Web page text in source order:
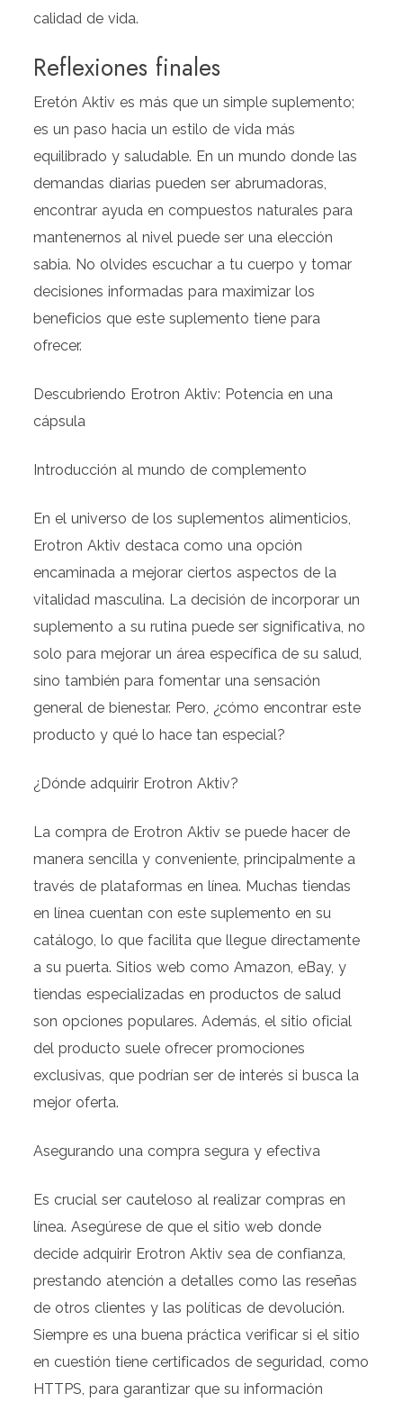
calidad de vida.
Reflexiones finales
Eretón Aktiv es más que un simple suplemento;
es un paso hacia un estilo de vida más
equilibrado y saludable. En un mundo donde las
demandas diarias pueden ser abrumadoras,
encontrar ayuda en compuestos naturales para
mantenernos al nivel puede ser una elección
sabia. No olvides escuchar a tu cuerpo y tomar
decisiones informadas para maximizar los
beneficios que este suplemento tiene para
ofrecer.
Descubriendo Erotron Aktiv: Potencia en una
cápsula
Introducción al mundo de complemento
En el universo de los suplementos alimenticios,
Erotron Aktiv destaca como una opción
encaminada a mejorar ciertos aspectos de la
vitalidad masculina. La decisión de incorporar un
suplemento a su rutina puede ser significativa, no
solo para mejorar un área específica de su salud,
sino también para fomentar una sensación
general de bienestar. Pero, ¿cómo encontrar este
producto y qué lo hace tan especial?
¿Dónde adquirir Erotron Aktiv?
La compra de Erotron Aktiv se puede hacer de
manera sencilla y conveniente, principalmente a
través de plataformas en línea. Muchas tiendas
en línea cuentan con este suplemento en su
catálogo, lo que facilita que llegue directamente
a su puerta. Sitios web como Amazon, eBay, y
tiendas especializadas en productos de salud
son opciones populares. Además, el sitio oficial
del producto suele ofrecer promociones
exclusivas, que podrían ser de interés si busca la
mejor oferta.
Asegurando una compra segura y efectiva
Es crucial ser cauteloso al realizar compras en
línea. Asegúrese de que el sitio web donde
decide adquirir Erotron Aktiv sea de confianza,
prestando atención a detalles como las reseñas
de otros clientes y las políticas de devolución.
Siempre es una buena práctica verificar si el sitio
en cuestión tiene certificados de seguridad, como
HTTPS, para garantizar que su información